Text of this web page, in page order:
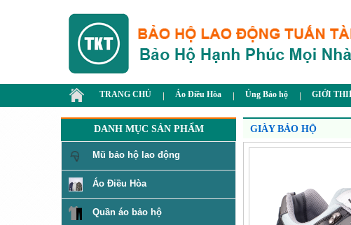
TRANG CHỦ Áo Điều Hòa Ủng Bảo hộ GIỚI
DANH MỤC SẢN PHẨM
Mũ bảo hộ lao động
Áo Điều Hòa
Quần áo bảo hộ
GIÀY BẢO HỘ